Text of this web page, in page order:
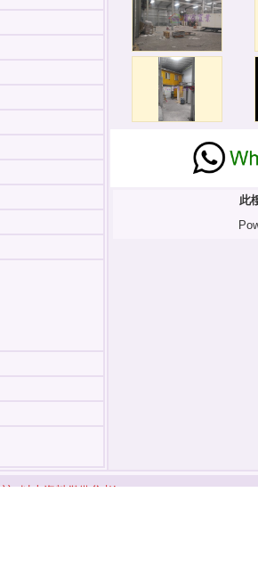
此
註: 以上資料僅供參考!